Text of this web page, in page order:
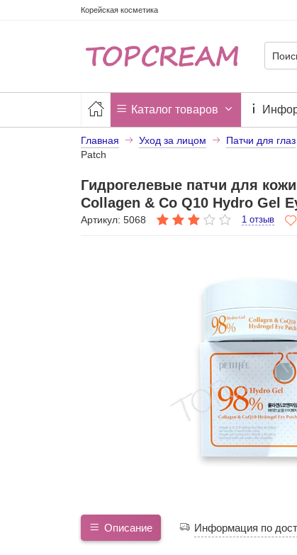
Корейская косметика
Каталог товаров
Главная Уход за лицом Патчи для глаз
Patch
Гидрогелевые патчи для
Collagen & Co Q10 Hydro Gel
Артикул: 5068 1 отзыв
Описание Информация по